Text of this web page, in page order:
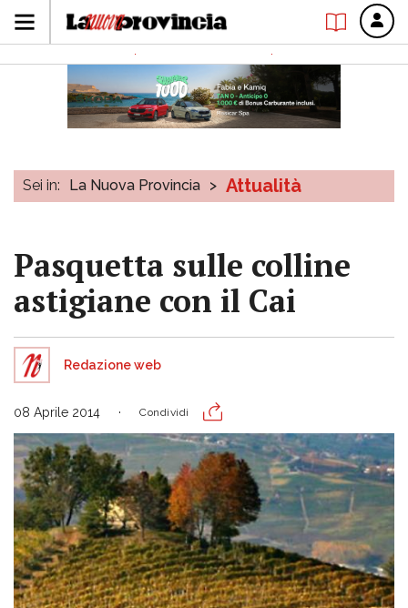
Sei in: La Nuova Provincia > Attualità
Pasquetta sulle colline
astigiane con il Cai
Redazione web
08 Aprile 2014 Condividi